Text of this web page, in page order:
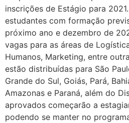
inscrições de Estágio para
estudantes com formação
próximo ano e dezembro de
vagas para as áreas de
Humanos, Marketing, entre
estão distribuídas para São
Grande do Sul, Goiás, Pará,
Amazonas e Paraná, além do
aprovados começarão a
podendo se manter no